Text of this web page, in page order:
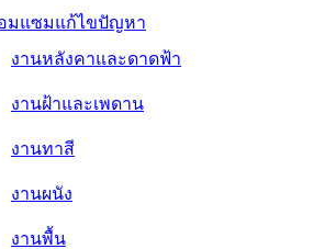
มแซมแก้ไขปัญหา
งานหลังคาและดาดฟ้า
งานฝ้าและเพดาน
งานทาสี
งานผนัง
งานพื้น
งานหลังคาและดาดฟ้า
งานฝ้าและเพดาน
งานทาสี
งานผนัง
งานพื้น
งานกระเบื้อง